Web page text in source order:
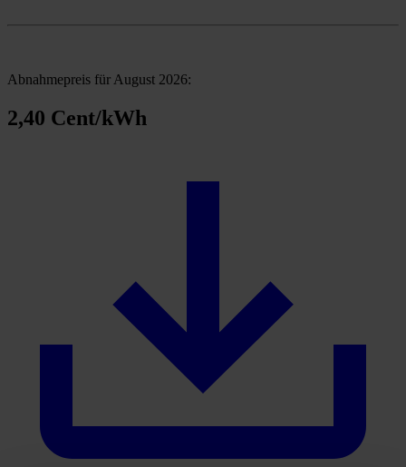
Abnahmepreis für August 2026:
2,40 Cent/kWh